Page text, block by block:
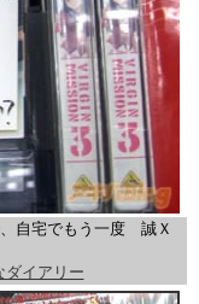
自宅でもう一度 誠Ｘ
ダイアリー